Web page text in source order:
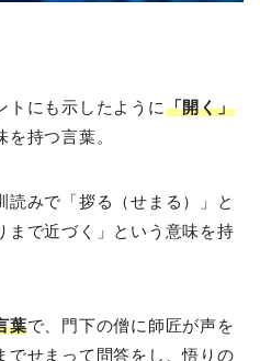
トにも示したように「開く」
を持つ言葉。
読みで「拶る（せまる）」と
まで近づく」という意味を持
葉で、門下の僧に師匠が声を
でせまって問答をし、悟りの